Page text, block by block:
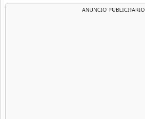
ANUNCIO PUBLICITARIO